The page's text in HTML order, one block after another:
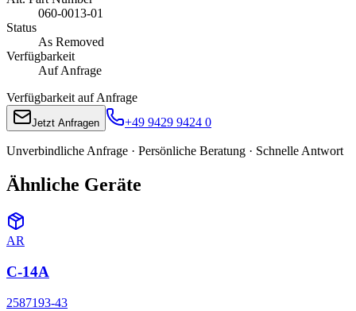
060-0013-01
Status
As Removed
Verfügbarkeit
Auf Anfrage
Verfügbarkeit auf Anfrage
Jetzt Anfragen +49 9429 9424 0
Unverbindliche Anfrage · Persönliche Beratung · Schnelle Antwort
Ähnliche Geräte
AR
C-14A
2587193-43